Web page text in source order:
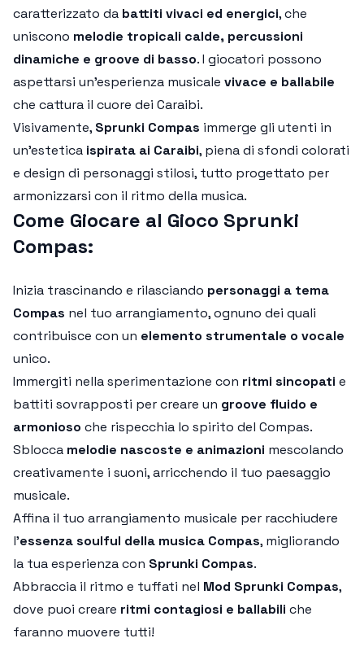
caratterizzato da battiti vivaci ed energici, che
uniscono melodie tropicali calde, percussioni
dinamiche e groove di basso. I giocatori possono
aspettarsi un'esperienza musicale vivace e ballabile
che cattura il cuore dei Caraibi.
Visivamente, Sprunki Compas immerge gli utenti in
un'estetica ispirata ai Caraibi, piena di sfondi colorati
e design di personaggi stilosi, tutto progettato per
armonizzarsi con il ritmo della musica.
Come Giocare al Gioco Sprunki
Compas:
Inizia trascinando e rilasciando personaggi a tema
Compas nel tuo arrangiamento, ognuno dei quali
contribuisce con un elemento strumentale o vocale
unico.
Immergiti nella sperimentazione con ritmi sincopati e
battiti sovrapposti per creare un groove fluido e
armonioso che rispecchia lo spirito del Compas.
Sblocca melodie nascoste e animazioni mescolando
creativamente i suoni, arricchendo il tuo paesaggio
musicale.
Affina il tuo arrangiamento musicale per racchiudere
l'essenza soulful della musica Compas, migliorando
la tua esperienza con Sprunki Compas.
Abbraccia il ritmo e tuffati nel Mod Sprunki Compas,
dove puoi creare ritmi contagiosi e ballabili che
faranno muovere tutti!